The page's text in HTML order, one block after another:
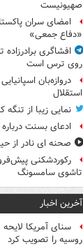
صهیونیست
امضای سران
«دفاع جمعی»
افشاگری
روی ترس است
دروازه‌بان
استقلال
نمایی زیبا از
ادعای بسنت درباره
صحنه ای نادر از
رکوردشکنی
تاشوی سامسونگ
آخرین اخبار
سنای آمریکا
روسیه را تصویب کرد